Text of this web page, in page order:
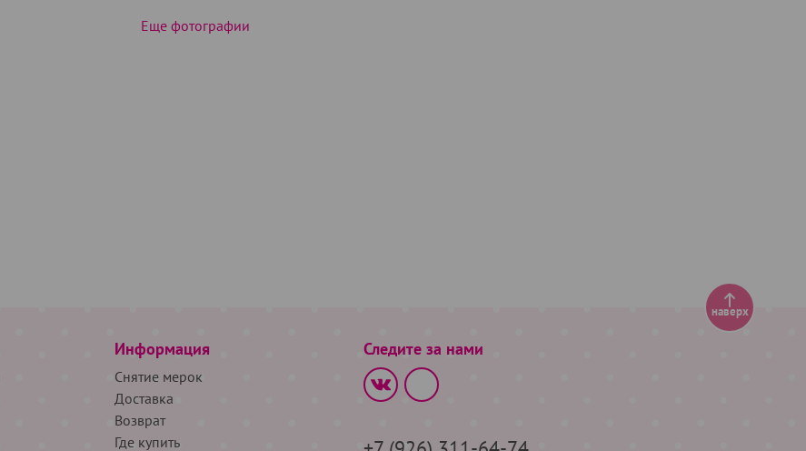
Еще фотографии
Информация
Снятие мерок
Доставка
Возврат
Где купить
Следите за нами
наверх